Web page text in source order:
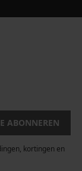
ABONNEREN
kortingen en